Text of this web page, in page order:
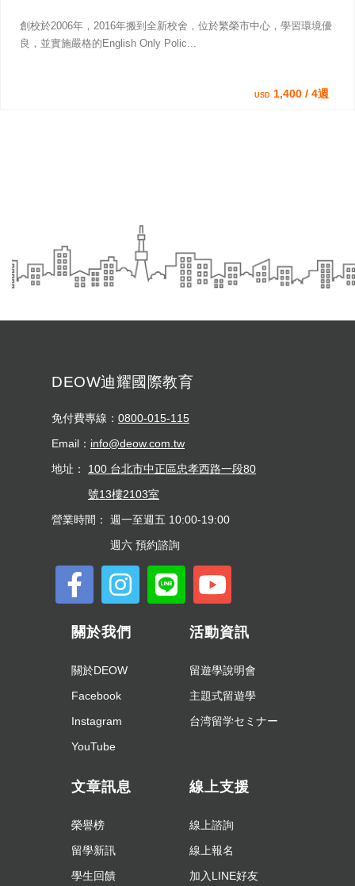
創校於2006年，2016年搬到全新校舍，位於繁榮市中心，學習環境優
良，並實施嚴格的English Only Polic...
USD 1,400 / 4週
DEOW迪耀國際教育
免付費專線： 0800-015-115
Email： info@deow.com.tw
地址：
100 台北市中正區忠孝西路一段80
號13樓2103室
營業時間：
週一至週五 10:00-19:00
週六 預約諮詢
關於我們
關於DEOW
Facebook
Instagram
YouTube
活動資訊
留遊學說明會
主題式留遊學
台湾留学セミナー
文章訊息
榮譽榜
留學新訊
學生回饋
線上支援
線上諮詢
線上報名
加入LINE好友